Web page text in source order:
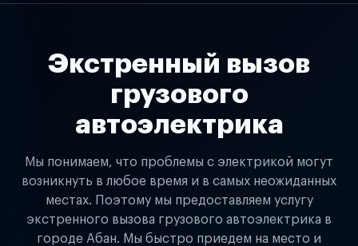
Экстренный вызов
грузового
автоэлектрика
Мы понимаем, что проблемы с электрикой могут
возникнуть в любое время и в самых неожиданных
местах. Поэтому мы предоставляем услугу
экстренного вызова грузового автоэлектрика в
городе Абан. Мы быстро приедем на место и